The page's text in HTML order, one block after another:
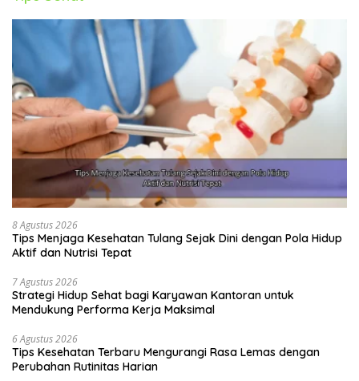
8 Agustus 2026
Tips Menjaga Kesehatan Tulang Sejak Dini dengan Pola Hidup
Aktif dan Nutrisi Tepat
7 Agustus 2026
Strategi Hidup Sehat bagi Karyawan Kantoran untuk
Mendukung Performa Kerja Maksimal
6 Agustus 2026
Tips Kesehatan Terbaru Mengurangi Rasa Lemas dengan
Perubahan Rutinitas Harian